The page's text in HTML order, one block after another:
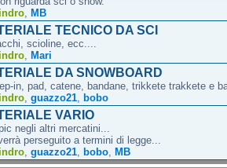
MB
TECNICO DA SCI
scioline, ecc....
Mari
DA SNOWBOARD
in, pad, catene, bandane, trikkete trakkete e
guazzo21 bobo
VARIO
negli altri mercatini...
perseguito a termini di legge...
guazzo21 bobo MB